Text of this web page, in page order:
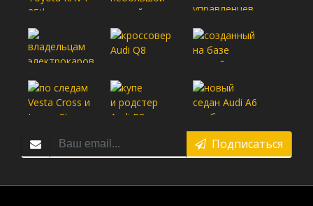
Подписаться